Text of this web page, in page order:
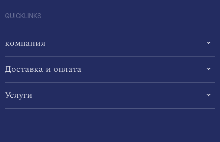
QUICKLINKS
компания
Доставка и оплата
Услуги